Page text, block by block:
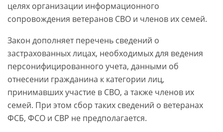
целях организации информационного
сопровождения ветеранов СВО и членов их семей.
Закон дополняет перечень сведений о
застрахованных лицах, необходимых для ведения
персонифицированного учета, данными об
отнесении гражданина к категории лиц,
принимавших участие в СВО, а также членов их
семей. При этом сбор таких сведений о ветеранах
ФСБ, ФСО и СВР не предполагается.